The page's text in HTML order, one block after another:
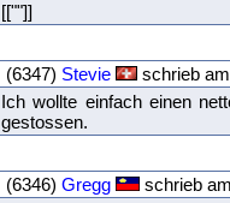
[[""]]
(6347) Stevie
schrieb
Ich wollte einfach einen
gestossen.
(6346) Gregg
schrieb